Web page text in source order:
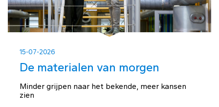
15-07-2026
De materialen van morgen
Minder grijpen naar het bekende, meer kansen
zien